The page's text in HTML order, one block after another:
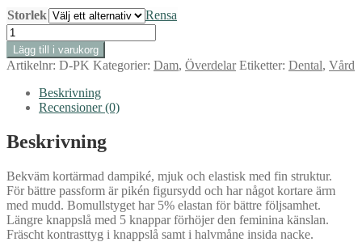
Storlek
Rensa
Piké
Malin
dam
(vit)
mängd
Lägg till i varukorg
Artikelnr: D-PK Kategorier: Dam, Överdelar Etiketter: Dental, Vård
Beskrivning
Recensioner (0)
Beskrivning
Bekväm kortärmad dampiké, mjuk och elastisk med fin struktur.
För bättre passform är pikén figursydd och har något kortare ärm
med mudd. Bomullstyget har 5% elastan för bättre följsamhet.
Längre knappslå med 5 knappar förhöjer den feminina känslan.
Fräscht kontrasttyg i knappslå samt i halvmåne insida nacke.